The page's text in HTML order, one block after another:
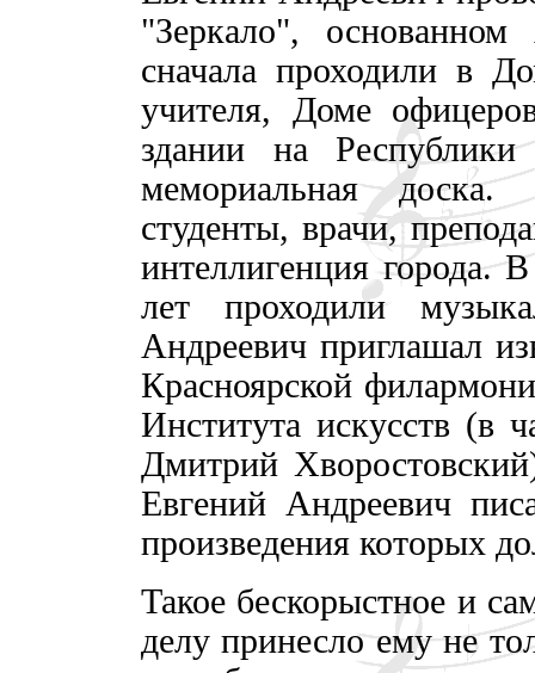
"Зеркало",
сначала проходили в
учителя, Доме
здании на
мемориальная
студенты, врачи,
интеллигенция города.
лет проходили
Андреевич приглашал
Красноярской
Института искусств (в
Дмитрий
Евгений Андреевич
произведения которых
Такое бескорыстное и
делу принесло ему не